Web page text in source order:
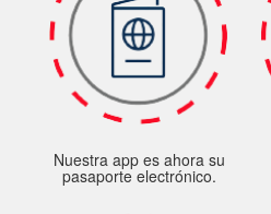
Nuestra app es ahora su
pasaporte electrónico.